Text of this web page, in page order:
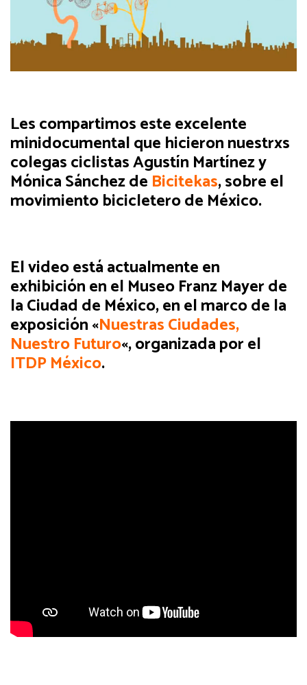
Les compartimos este excelente
minidocumental que hicieron nuestrxs
colegas ciclistas Agustín Martínez y
Mónica Sánchez de Bicitekas, sobre el
movimiento bicicletero de México.
El video está actualmente en
exhibición en el Museo Franz Mayer de
la Ciudad de México, en el marco de la
exposición «Nuestras Ciudades,
Nuestro Futuro«, organizada por el
ITDP México.